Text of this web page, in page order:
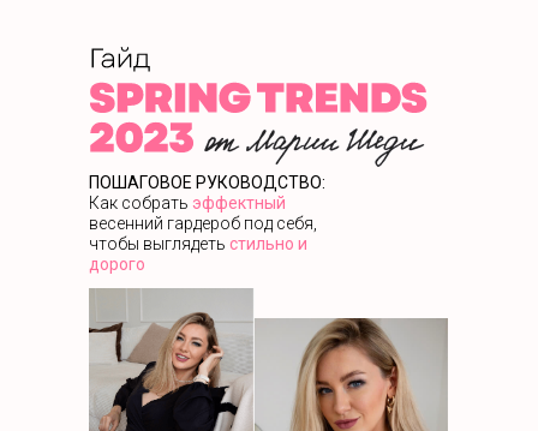
ПОШАГОВОЕ РУКОВОДСТВО:
Как собрать эффектный
весенний гардероб под себя,
чтобы выглядеть стильно и
дорого